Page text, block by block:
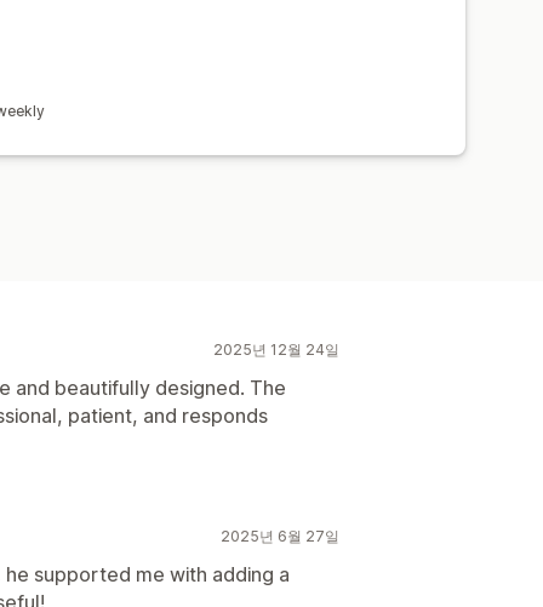
2025년 12월 24일
and beautifully designed. The
patient, and responds
2025년 6월 27일
supported me with adding a